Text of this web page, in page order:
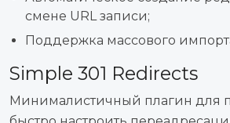
смене URL записи;
Поддержка массового
Simple 301 Redirects
Минималистичный плагин для